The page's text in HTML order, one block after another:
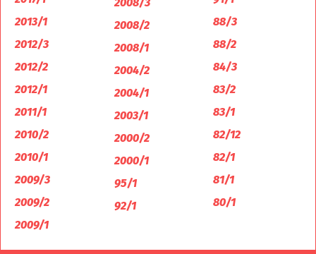
2013/1
2012/3
2012/2
2012/1
2011/1
2010/2
2010/1
2009/3
2009/2
2009/1
2008/2
2008/1
2004/2
2004/1
2003/1
2000/2
2000/1
95/1
92/1
88/3
88/2
84/3
83/2
83/1
82/12
82/1
81/1
80/1